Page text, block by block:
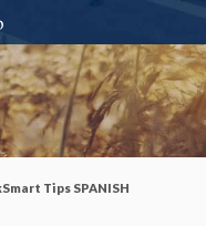
Tips SPANISH